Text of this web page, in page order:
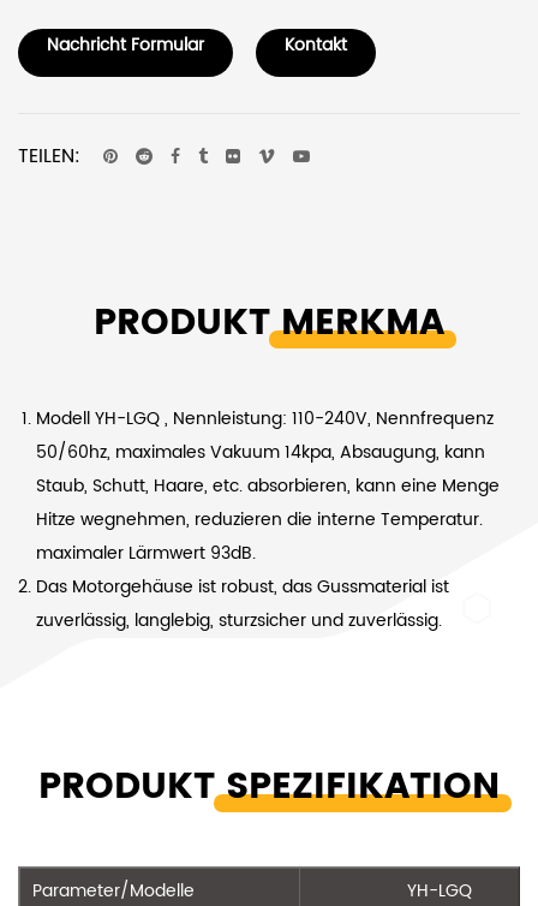
Nachricht Formular Kontakt
TEILEN:
PRODUKTMERKMA
Modell YH-LGQ , Nennleistung: 110-240V, Nennfrequenz
50/60hz, maximales Vakuum 14kpa, Absaugung, kann
Staub, Schutt, Haare, etc. absorbieren, kann eine Menge
Hitze wegnehmen, reduzieren die interne Temperatur.
maximaler Lärmwert 93dB.
Das Motorgehäuse ist robust, das Gussmaterial ist
zuverlässig, langlebig, sturzsicher und zuverlässig.
PRODUKTSPEZIFIKATION
Parameter/Modelle
YH-LGQ